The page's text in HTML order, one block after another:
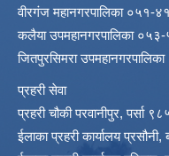
वीरगंज महानगरपालिका ०५१-
कलैया उपमहानगरपालिका
जितपुरसिमरा
प्रहरी सेवा
प्रहरी चौकी परवानीपुर, पर्सा
ईलाका प्रहरी कार्यालय